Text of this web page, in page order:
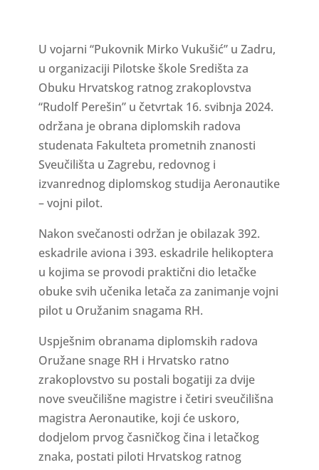
U vojarni “Pukovnik Mirko Vukušić” u Zadru,
u organizaciji Pilotske škole Središta za
Obuku Hrvatskog ratnog zrakoplovstva
“Rudolf Perešin” u četvrtak 16. svibnja 2024.
održana je obrana diplomskih radova
studenata Fakulteta prometnih znanosti
Sveučilišta u Zagrebu, redovnog i
izvanrednog diplomskog studija Aeronautike
– vojni pilot.
Nakon svečanosti održan je obilazak 392.
eskadrile aviona i 393. eskadrile helikoptera
u kojima se provodi praktični dio letačke
obuke svih učenika letača za zanimanje vojni
pilot u Oružanim snagama RH.
Uspješnim obranama diplomskih radova
Oružane snage RH i Hrvatsko ratno
zrakoplovstvo su postali bogatiji za dvije
nove sveučilišne magistre i četiri sveučilišna
magistra Aeronautike, koji će uskoro,
dodjelom prvog časničkog čina i letačkog
znaka, postati piloti Hrvatskog ratnog